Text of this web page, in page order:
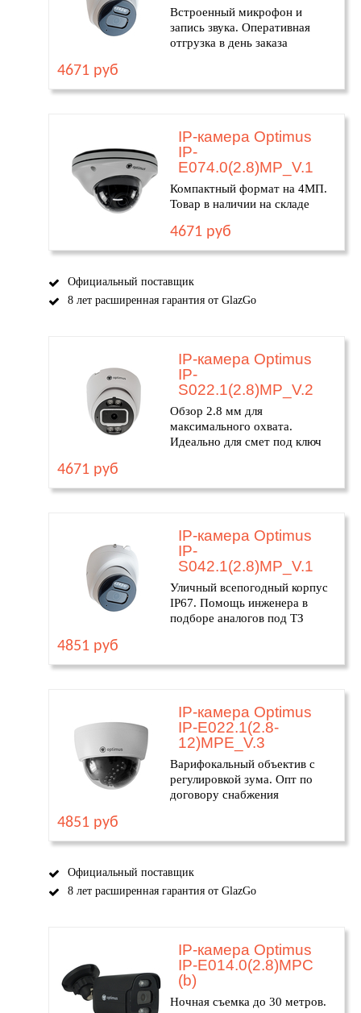
Встроенный микрофон и
запись звука. Оперативная
отгрузка в день заказа
4671 руб
IP-камера Optimus
IP-
E074.0(2.8)MP_V.1
Компактный формат на 4МП.
Товар в наличии на складе
4671 руб
Официальный поставщик
8 лет расширенная гарантия от GlazGo
IP-камера Optimus
IP-
S022.1(2.8)MP_V.2
Обзор 2.8 мм для
максимального охвата.
Идеально для смет под ключ
4671 руб
IP-камера Optimus
IP-
S042.1(2.8)MP_V.1
Уличный всепогодный корпус
IP67. Помощь инженера в
подборе аналогов под ТЗ
4851 руб
IP-камера Optimus
IP-E022.1(2.8-
12)MPE_V.3
Варифокальный объектив с
регулировкой зума. Опт по
договору снабжения
4851 руб
Официальный поставщик
8 лет расширенная гарантия от GlazGo
IP-камера Optimus
IP-E014.0(2.8)MPC
(b)
Ночная съемка до 30 метров.